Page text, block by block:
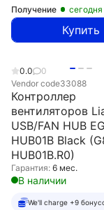
Получение сегодня
Купить
0.0
0
Vendor code33088
Контроллер
вентиляторов
USB/FAN HUB
HUB01B Black
HUB01B.R0)
Гарантия: 6 мес.
В наличии
We'll charge +9